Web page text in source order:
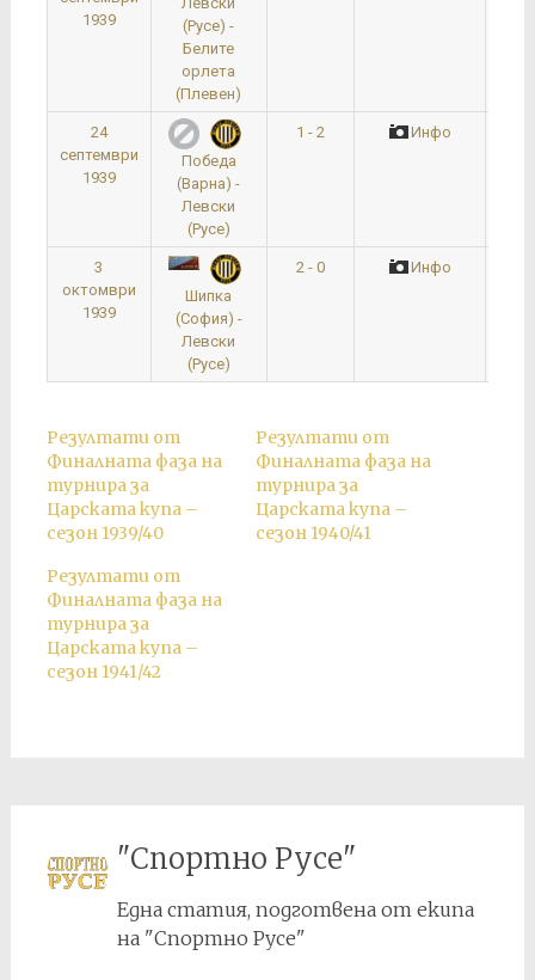
1939
(Русе) -
Белите
орлета
(Плевен)
24
септември
1939
Победа
(Варна) -
Левски
(Русе)
1 - 2 Инфо
3
октомври
1939
Шипка
(София) -
Левски
(Русе)
2 - 0 Инфо
Резултати от
Финалната фаза на
турнира за
Царската купа –
сезон 1939/40
Резултати от
Финалната фаза на
турнира за
Царската купа –
сезон 1940/41
Резултати от
Финалната фаза на
турнира за
Царската купа –
сезон 1941/42
"Спортно Русе"
Една статия, подготвена от екипа
на "Спортно Русе"